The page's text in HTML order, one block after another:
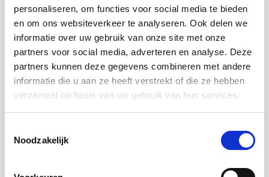
personaliseren, om functies voor social media te bieden
en om ons websiteverkeer te analyseren. Ook delen we
informatie over uw gebruik van onze site met onze
partners voor social media, adverteren en analyse. Deze
partners kunnen deze gegevens combineren met andere
informatie die u aan ze heeft verstrekt of die ze hebben
verzameld op basis van uw gebruik van hun services.
Noodzakelijk